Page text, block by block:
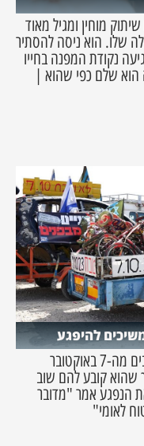
עם שיתוק מוחין ומגיל מאוד
שלו. הוא ניסה להסתיר
נקודת המפנה בחייו
הוא שלם כפי שהוא |
המוסד לביטוח לאומי כופה על נפגעים רבים מה-7 באוקטובר
שהוא קובע להם שוב
את הנפגע אמר "מדובר
לאומי"